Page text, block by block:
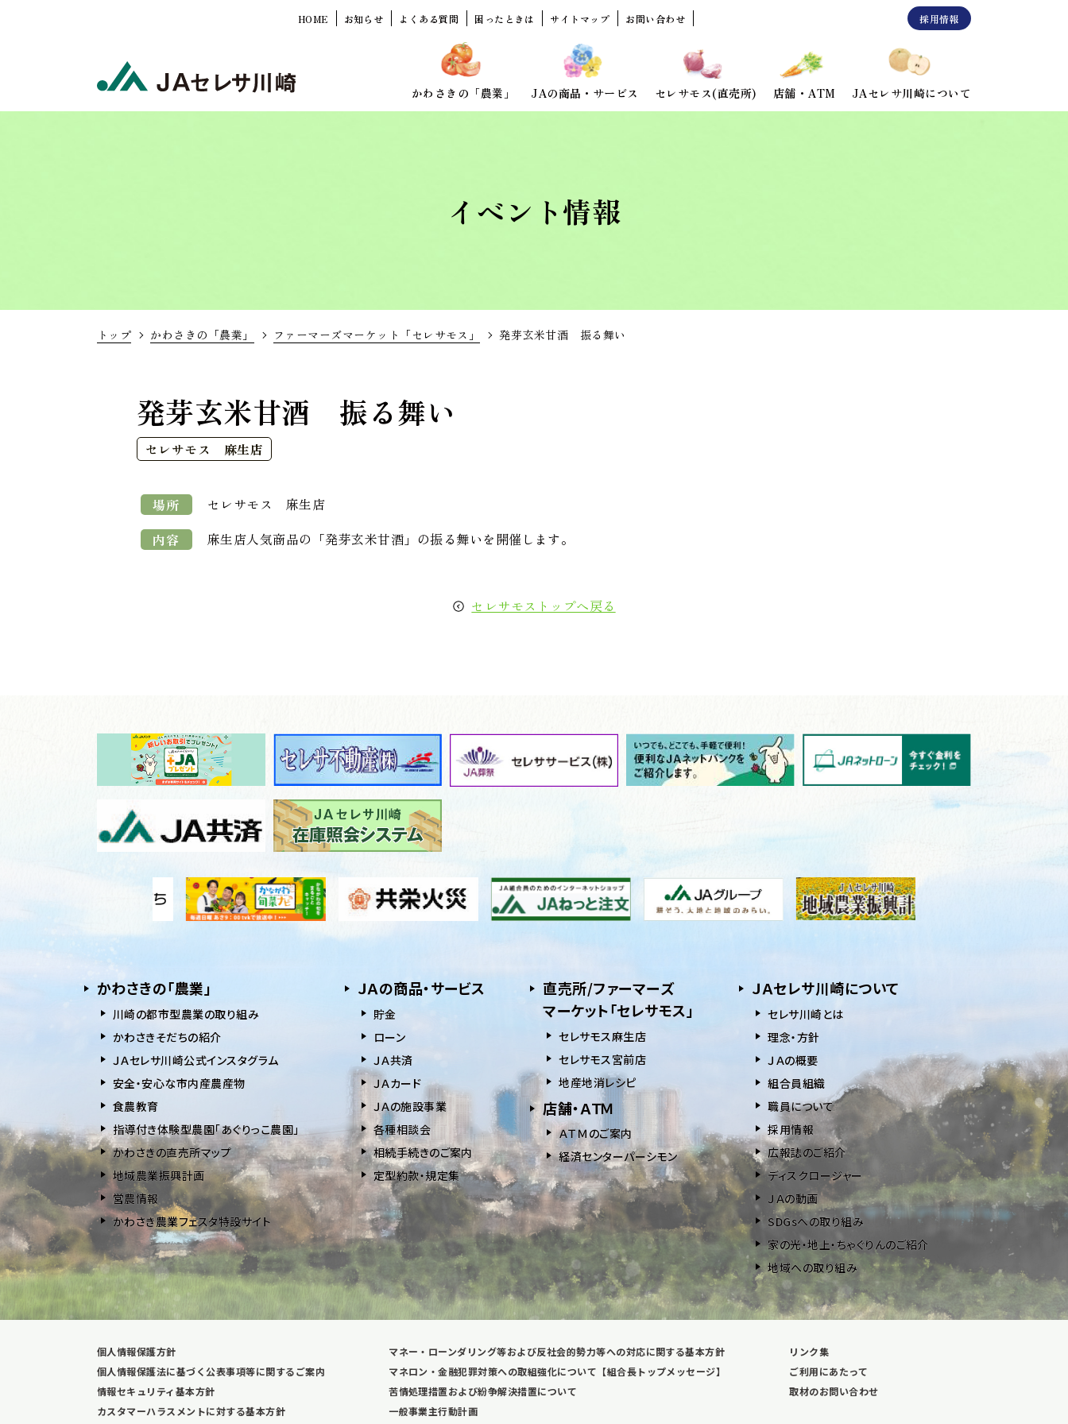
HOME お知らせ よくある質問 困ったときは サイトマップ お問い合わせ 採用情報
かわさきの「農業」 JAの商品・サービス セレサモス(直売所) 店舗・ATM JAセレサ川崎について
イベント情報
トップ かわさきの「農業」 ファーマーズマーケット「セレサモス」 発芽玄米甘酒 振る舞い
発芽玄米甘酒 振る舞い
セレサモス 麻生店
場所
セレサモス 麻生店
内容
麻生店人気商品の「発芽玄米甘酒」の振る舞いを開催します。
セレサモストップへ戻る
かわさきの「農業」
川崎の都市型農業の取り組み
かわさきそだちの紹介
ＪＡセレサ川崎公式インスタグラム
安全・安⼼な市内産農産物
⾷農教育
指導付き体験型農園「あぐりっこ農園」
かわさきの直売所マップ
地域農業振興計画
営農情報
かわさき農業フェスタ特設サイト
ＪＡの商品・サービス
貯⾦
ローン
ＪＡ共済
ＪＡカード
ＪＡの施設事業
各種相談会
相続⼿続きのご案内
定型約款・規定集
直売所/ファーマーズ
マーケット「セレサモス」
セレサモス麻生店
セレサモス宮前店
地産地消レシピ
店舗・ＡＴＭ
ＡＴＭのご案内
経済センターパーシモン
ＪＡセレサ川崎について
セレサ川崎とは
理念・方針
ＪＡの概要
組合員組織
職員について
採用情報
広報誌のご紹介
ディスクロージャー
ＪＡの動画
SDGsへの取り組み
家の光・地上・ちゃぐりんのご紹介
地域への取り組み
個人情報保護方針
個人情報保護法に基づく公表事項等に関するご案内
情報セキュリティ基本方針
カスタマーハラスメントに対する基本方針
マネー・ローンダリング等および反社会的勢力等への対応に関する基本方針
マネロン・金融犯罪対策への取組強化について【組合長トップメッセージ】
苦情処理措置および紛争解決措置について
一般事業主行動計画
リンク集
ご利用にあたって
取材のお問い合わせ